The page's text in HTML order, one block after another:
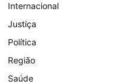
Internacional
Justiça
Política
Região
Saúde